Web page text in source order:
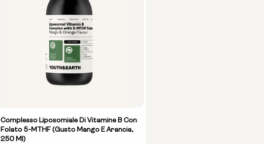
Complesso Liposomiale Di Vitamine B Con
Folato 5-MTHF (gusto Mango E Arancia,
250 Ml)